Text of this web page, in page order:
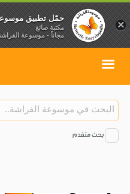
بحث متقدم
×
حمّل تطبيق
مكتبة صائغ
مجاناً - موسوعة